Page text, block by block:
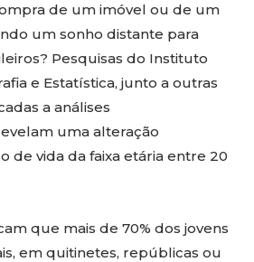
de um imóvel ou de um
um sonho distante para
Pesquisas do Instituto
e Estatística, junto a outras
a análises
uma alteração
de vida da faixa etária entre 20
que mais de 70% dos jovens
em quitinetes, repúblicas ou